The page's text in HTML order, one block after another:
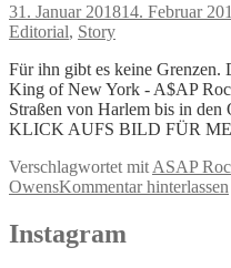
31. Januar 201814. Februar
Editorial, Story
Für ihn gibt es keine Grenzen.
King of New York - A$AP
Straßen von Harlem bis in den
KLICK AUFS BILD FÜR
Verschlagwortet mit ASAP
OwensKommentar hinterlassen
Instagram